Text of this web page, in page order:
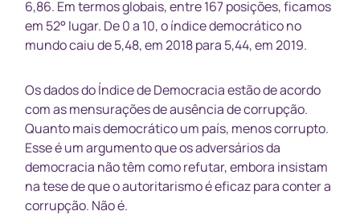
6,86. Em termos globais, entre 167 posições, ficamos
em 52° lugar. De 0 a 10, o índice democrático no
mundo caiu de 5,48, em 2018 para 5,44, em 2019.
Os dados do Índice de Democracia estão de acordo
com as mensurações de ausência de corrupção.
Quanto mais democrático um país, menos corrupto.
Esse é um argumento que os adversários da
democracia não têm como refutar, embora insistam
na tese de que o autoritarismo é eficaz para conter a
corrupção. Não é.